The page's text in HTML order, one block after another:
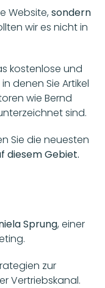
Website, sondern
wir es nicht in
kostenlose und
denen Sie Artikel
wie Bernd
sind.
Sie die neuesten
diesem Gebiet.
Sprung, einer
zur
Vertriebskanal.